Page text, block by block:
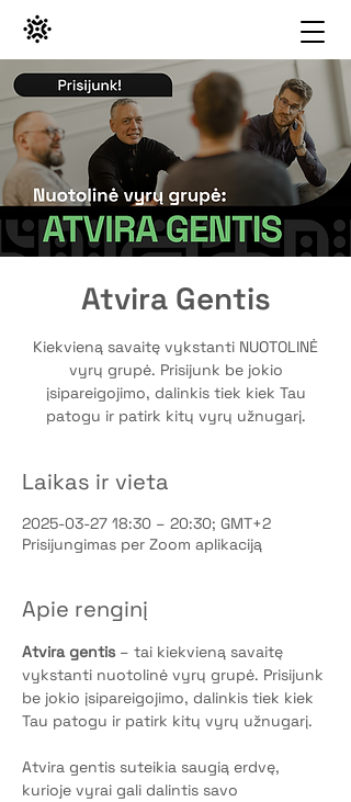
Atvira Gentis
Kiekvieną savaitę vykstanti NUOTOLINĖ
vyrų grupė. Prisijunk be jokio
įsipareigojimo, dalinkis tiek kiek Tau
patogu ir patirk kitų vyrų užnugarį.
Laikas ir vieta
2025-03-27 18:30 – 20:30; GMT+2
Prisijungimas per Zoom aplikaciją
Apie renginį
Atvira gentis – tai kiekvieną savaitę
vykstanti nuotolinė vyrų grupė. Prisijunk
be jokio įsipareigojimo, dalinkis tiek kiek
Tau patogu ir patirk kitų vyrų užnugarį.
Atvira gentis suteikia saugią erdvę,
kurioje vyrai gali dalintis savo